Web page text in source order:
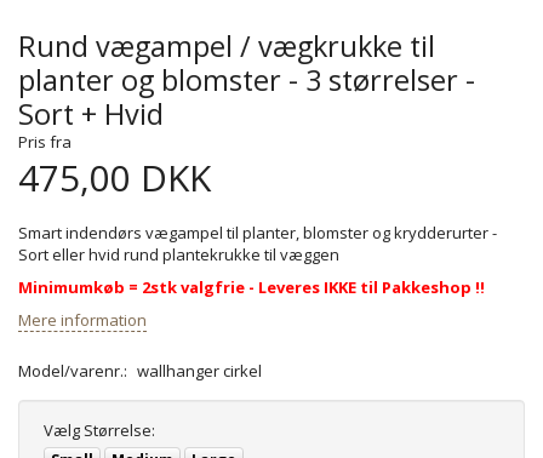
Rund vægampel / vægkrukke til
planter og blomster - 3 størrelser -
Sort + Hvid
Pris fra
475,00 DKK
Smart indendørs vægampel til planter, blomster og krydderurter -
Sort eller hvid rund plantekrukke til væggen
Minimumkøb = 2stk valgfrie - Leveres IKKE til Pakkeshop !!
Mere information
Model/varenr.: wallhanger cirkel
Vælg Størrelse: